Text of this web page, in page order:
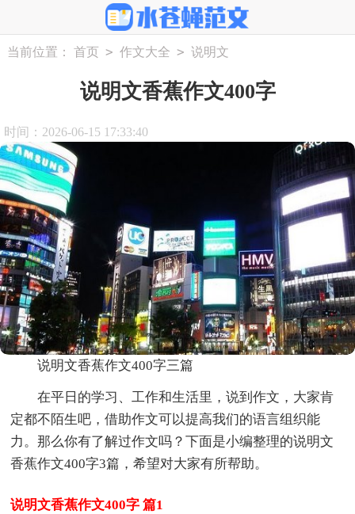
当前位置： 首页 > 作文大全 > 说明文
说明文香蕉作文400字
时间：2026-06-15 17:33:40
说明文香蕉作文400字三篇
在平日的学习、工作和生活里，说到作文，大家肯
定都不陌生吧，借助作文可以提高我们的语言组织能
力。那么你有了解过作文吗？下面是小编整理的说明文
香蕉作文400字3篇，希望对大家有所帮助。
说明文香蕉作文400字 篇1